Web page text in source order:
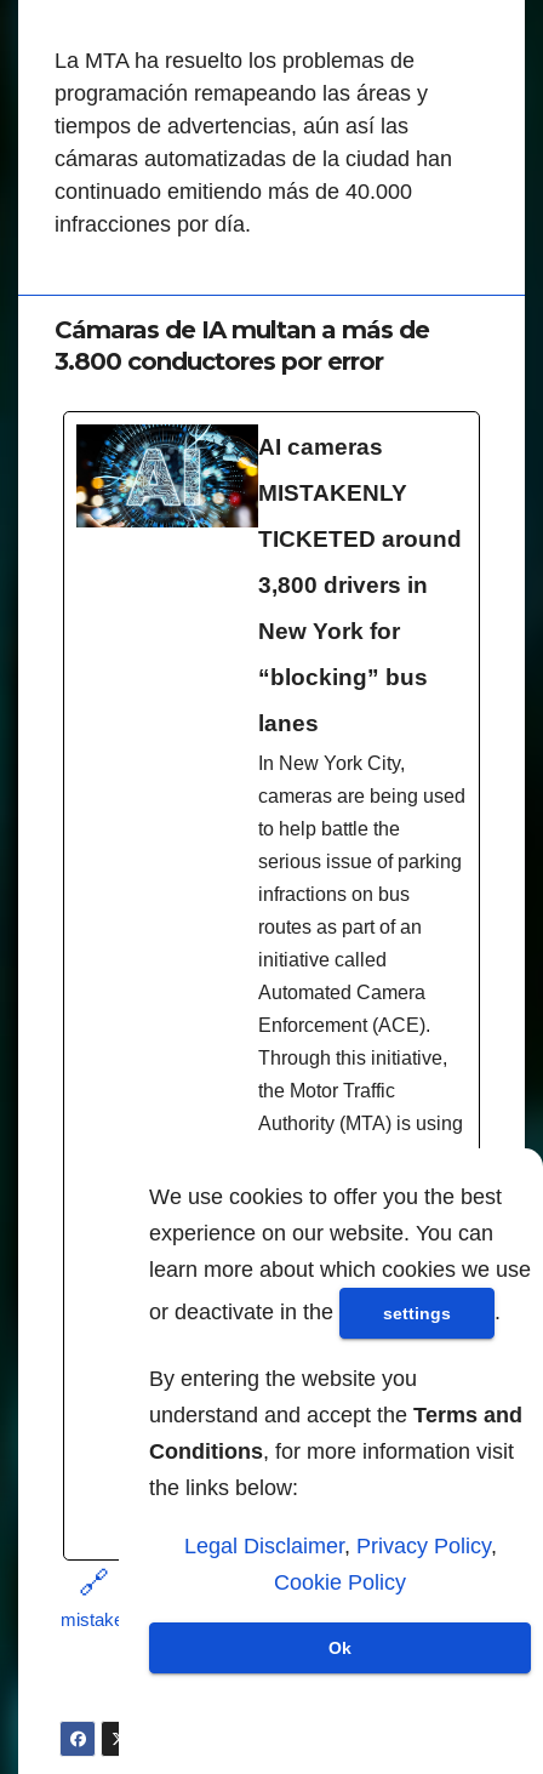
We use cookies to offer you the best
experience on our website. You can
learn more about which cookies we use
or deactivate in the
settings .
By entering the website you
understand and accept the Terms and
Conditions, for more information visit
the links below:
Legal Disclaimer, Privacy Policy,
Cookie Policy
Ok
La MTA ha resuelto los problemas de
programación remapeando las áreas y
tiempos de advertencias, aún así las
cámaras automatizadas de la ciudad han
continuado emitiendo más de 40.000
infracciones por día.
Cámaras de IA multan a más de
3.800 conductores por error
AI cameras
MISTAKENLY
TICKETED around
3,800 drivers in
New York for
“blocking” bus
lanes
In New York City,
cameras are being used
to help battle the
serious issue of parking
infractions on bus
routes as part of an
initiative called
Automated Camera
Enforcement (ACE).
Through this initiative,
the Motor Traffic
Authority (MTA) is using
installed on buses on
select bus routes that
and ticket drivers who
[…]
saber más -
Fuente:
https://cyberwar.news/2024-12-09-ai-cameras-
mistakenly-ticketed-around-3800-cars.html